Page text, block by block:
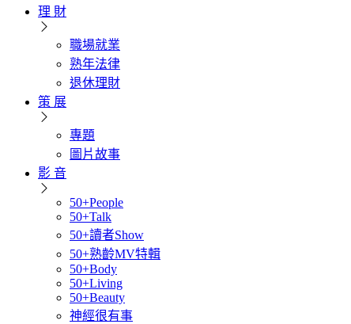
理 財
職場就業
熟年法律
退休理財
策 展
專題
圖片故事
影 音
50+People
50+Talk
50+讀者Show
50+熟齡MV特輯
50+Body
50+Living
50+Beauty
神經很有事